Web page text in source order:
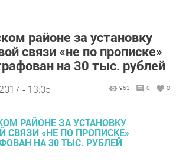
районе за установку
связи «не по прописке»
на 30 тыс. рублей
- 13:05 963 0 0